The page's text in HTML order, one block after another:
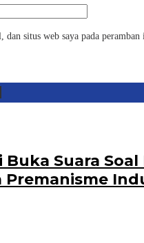
dan situs web saya pada
Suara
Premanisme